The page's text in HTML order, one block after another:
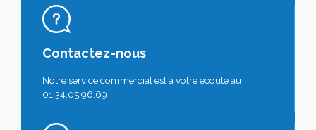
Contactez-nous
Notre service commercial est à votre écoute au
01.34.05.96.69